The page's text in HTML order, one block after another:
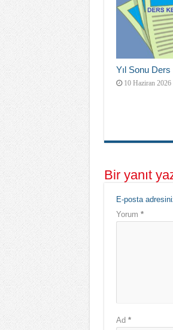
Yıl Sonu
10 Haziran 2026
Bir yanıt
E-posta
Yorum *
Ad *